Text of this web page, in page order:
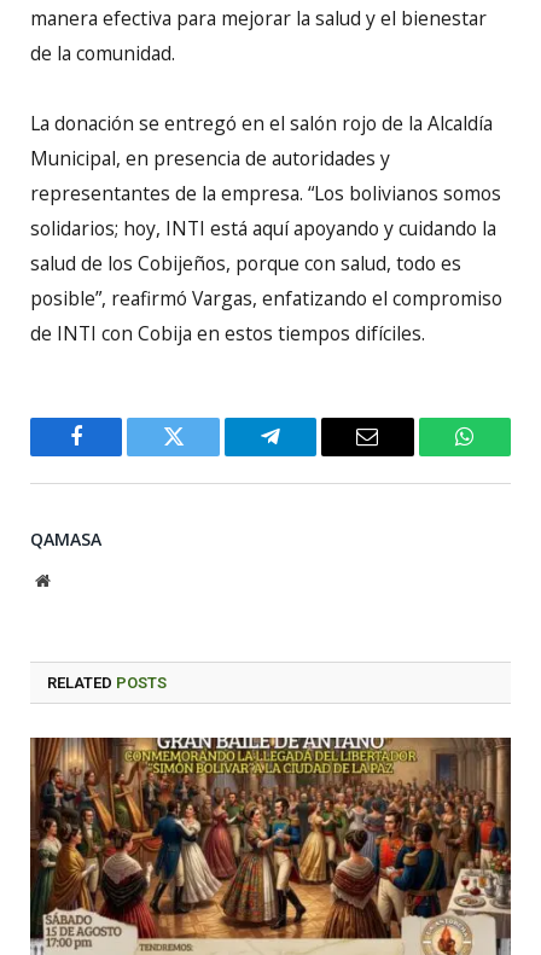
manera efectiva para mejorar la salud y el bienestar
de la comunidad.
La donación se entregó en el salón rojo de la Alcaldía
Municipal, en presencia de autoridades y
representantes de la empresa. “Los bolivianos somos
solidarios; hoy, INTI está aquí apoyando y cuidando la
salud de los Cobijeños, porque con salud, todo es
posible”, reafirmó Vargas, enfatizando el compromiso
de INTI con Cobija en estos tiempos difíciles.
Facebook Twitter Telegram Email
QAMASA
Website
RELATED POSTS